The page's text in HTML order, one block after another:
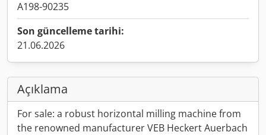
A198-90235
Son güncelleme tarihi:
21.06.2026
Açıklama
For sale: a robust horizontal milling machine from
the renowned manufacturer VEB Heckert Auerbach